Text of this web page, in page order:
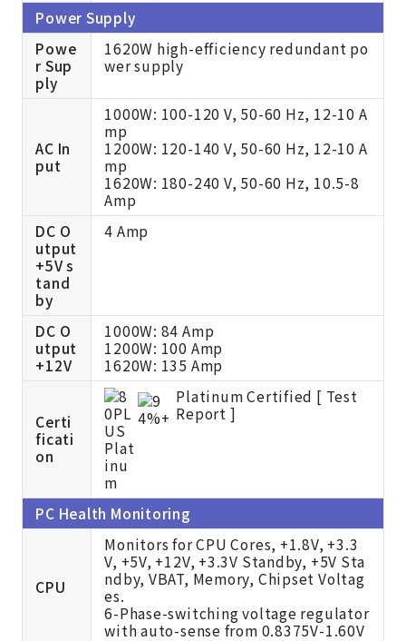
Power Supply
Powe
r Sup
ply
1620W high-efficiency redundant po
wer supply
AC In
put
1000W: 100-120 V, 50-60 Hz, 12-10 A
mp
1200W: 120-140 V, 50-60 Hz, 12-10 A
mp
1620W: 180-240 V, 50-60 Hz, 10.5-8
Amp
DC O
utput
+5V s
tand
by
4 Amp
DC O
utput
+12V
1000W: 84 Amp
1200W: 100 Amp
1620W: 135 Amp
Certi
ficati
on
Platinum Certified [ Test
Report ]
PC Health Monitoring
CPU
Monitors for CPU Cores, +1.8V, +3.3
V, +5V, +12V, +3.3V Standby, +5V Sta
ndby, VBAT, Memory, Chipset Voltag
es.
6-Phase-switching voltage regulator
with auto-sense from 0.8375V-1.60V